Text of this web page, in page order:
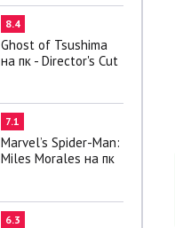
8.4
Ghost of Tsushima
на пк - Director's Cut
7.1
Marvel’s Spider-Man:
Miles Morales на пк
6.3